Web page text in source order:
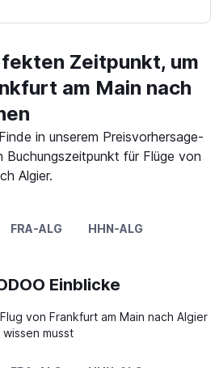
Zeitpunkt, um
am Main nach
in unserem Preisvorhersage-
Buchungszeitpunkt für Flüge von
Algier.
FRA-ALG HHN-ALG
Einblicke
von Frankfurt am Main nach Algier
wissen musst